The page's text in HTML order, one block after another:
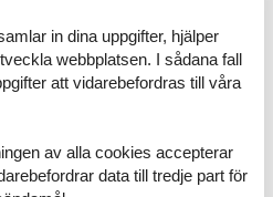
206 stugor
in dina uppgifter, hjälper
webbplatsen. I sådana fall
att vidarebefordras till våra
av alla cookies accepterar
data till tredje part för